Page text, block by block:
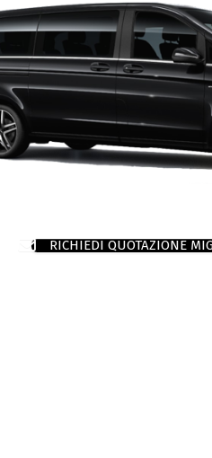
RICHIEDI QUOTAZIONE